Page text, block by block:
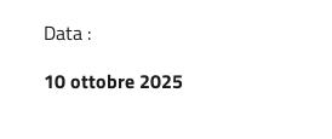
Data :
10 ottobre 2025